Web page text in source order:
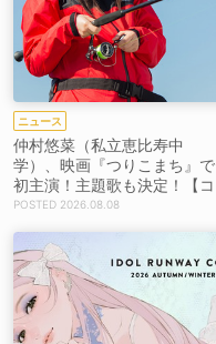
ニュース
仲村悠菜（私立恵比寿中
学）、映画『つりこまち』で
初主演！主題歌も決定！【コ
メントあり】
2026.08.08